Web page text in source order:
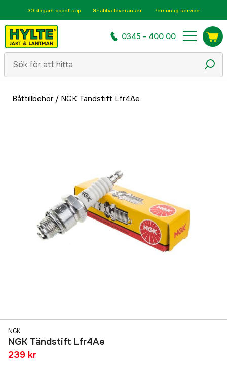
30 dagars öppet köp Snabba leveranser Personlig service
0345 - 400 00
Båttillbehör/ NGK Tändstift Lfr4Ae
NGK
NGK Tändstift Lfr4Ae
239 kr